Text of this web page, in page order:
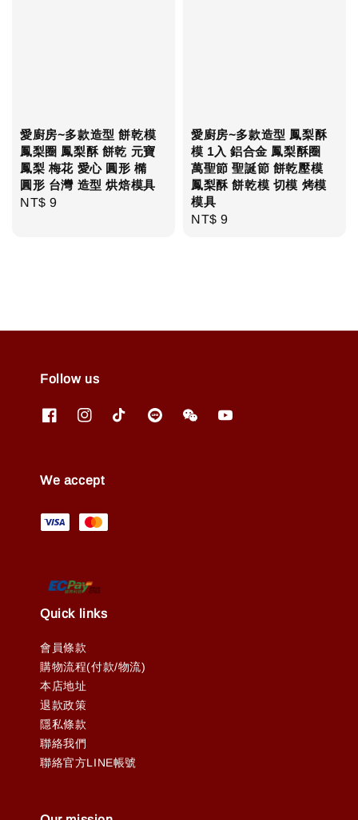
愛廚房~多款造型 餅乾模
鳳梨圈 鳳梨酥 餅乾 元寶
鳳梨 梅花 愛心 圓形 橢
圓形 台灣 造型 烘焙模具
Regular
NT$ 9
愛廚房~多款造型 鳳梨酥
模 1入 鋁合金 鳳梨酥圈
萬聖節 聖誕節 餅乾壓模
鳳梨酥 餅乾模 切模 烤模
模具
Regular
NT$ 9
Follow us
We accept
Quick links
會員條款
購物流程(付款/物流)
本店地址
退款政策
隱私條款
聯絡我們
聯絡官方LINE帳號